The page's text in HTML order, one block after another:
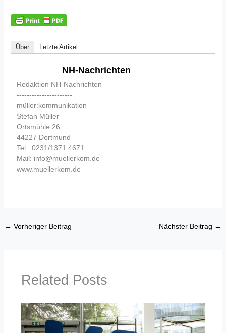
Über Letzte Artikel
NH-Nachrichten
Redaktion NH-Nachrichten
----------------------
müller:kommunikation
Stefan Müller
Ortsmühle 26
44227 Dortmund
Tel.: 0231/1371 4671
Mail: info@muellerkom.de
www.muellerkom.de
← Vorheriger Beitrag Nächster Beitrag →
Related Posts